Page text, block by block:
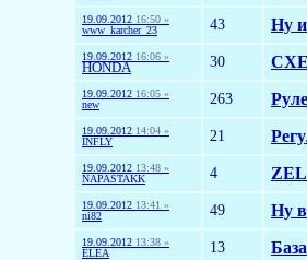
19.09.2012 16:50 »
www_karcher_23
43 Ну
19.09.2012 16:06 »
HONDA 30
19.09.2012 16:05 »
new
263
19.09.2012 14:04 »
INFLY
21
19.09.2012 13:48 »
NAPASTAKK
4
19.09.2012 13:41 »
ni82
49 Ну
19.09.2012 13:38 »
ELEA
13